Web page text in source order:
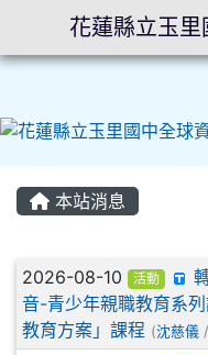
本站消息
文章列表
2026-08-10 活動
音-青少年親職教育系
教育方案」課程 (沈慈儀
花蓮縣立玉